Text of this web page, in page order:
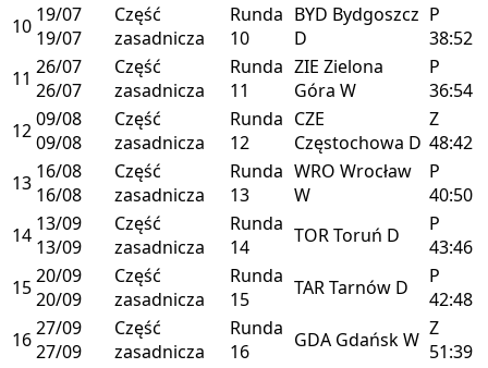
10 19/07
19/07
Część
zasadnicza
Runda
10
BYD Bydgoszcz
D
P
38:52
11 26/07
26/07
Część
zasadnicza
Runda
11
ZIE Zielona
Góra W
P
36:54
1209/08
09/08
Część
zasadnicza
Runda
12
CZE
Częstochowa D
Z
48:42
13 16/08
16/08
Część
zasadnicza
Runda
13
WRO Wrocław
W
P
40:50
14 13/09
13/09
Część
zasadnicza
Runda
14
TORToruń D
P
43:46
1520/09
20/09
Część
zasadnicza
Runda
15
TARTarnów D
P
42:48
1627/09
27/09
Część
zasadnicza
Runda
16
GDA GdańskW Z
51:39